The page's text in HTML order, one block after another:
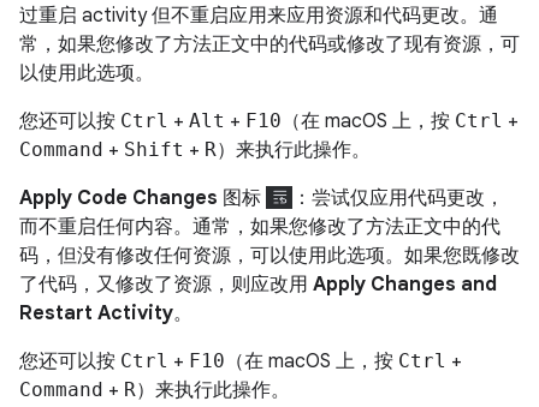
过重启 activity 但不重启应用来应用资源和代码更改。通
常，如果您修改了方法正文中的代码或修改了现有资源，可
以使用此选项。
您还可以按 Ctrl + Alt + F10 （在 macOS 上，按 Ctrl +
Command + Shift + R）来执行此操作。
Apply Code Changes 图标
：尝试仅应用代码更改，
而不重启任何内容。通常，如果您修改了方法正文中的代
码，但没有修改任何资源，可以使用此选项。如果您既修改
了代码，又修改了资源，则应改用 Apply Changes and
Restart Activity。
您还可以按 Ctrl + F10 （在 macOS 上，按 Ctrl +
Command + R）来执行此操作。